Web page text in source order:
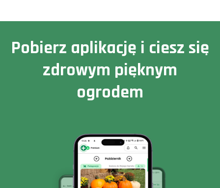
Pobierz aplikację i ciesz się
zdrowym pięknym
ogrodem